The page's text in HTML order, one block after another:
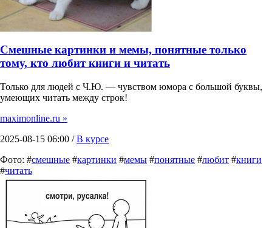
Смешные картинки и мемы, понятные только
тому, кто любит книги и читать
Только для людей с Ч.Ю. — чувством юмора с большой буквы,
умеющих читать между строк!
maximonline.ru »
2025-08-15 06:00 /В курсе
Фото: #смешные #картинки #мемы #понятные #любит #книги
#читать